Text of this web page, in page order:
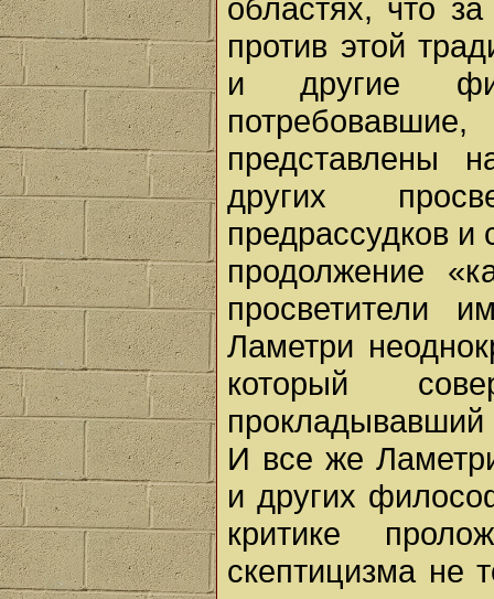
областях, что
против этой
и другие
представлены
других
предрассудков и
продолжение
просветители
Ламетри
который
прокладывавший
И все же
и других
критике
скептицизма не